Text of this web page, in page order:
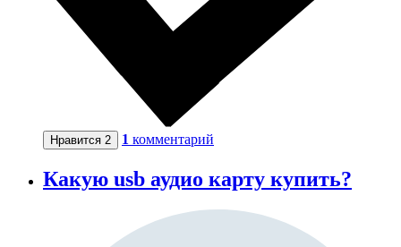
Нравится 2 1 комментарий
Какую usb аудио карту купить?